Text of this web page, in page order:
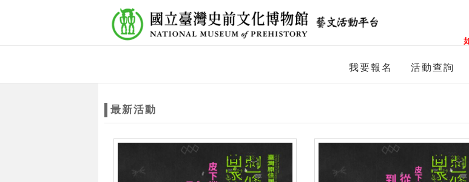
我要報名 活動查詢
最新活動